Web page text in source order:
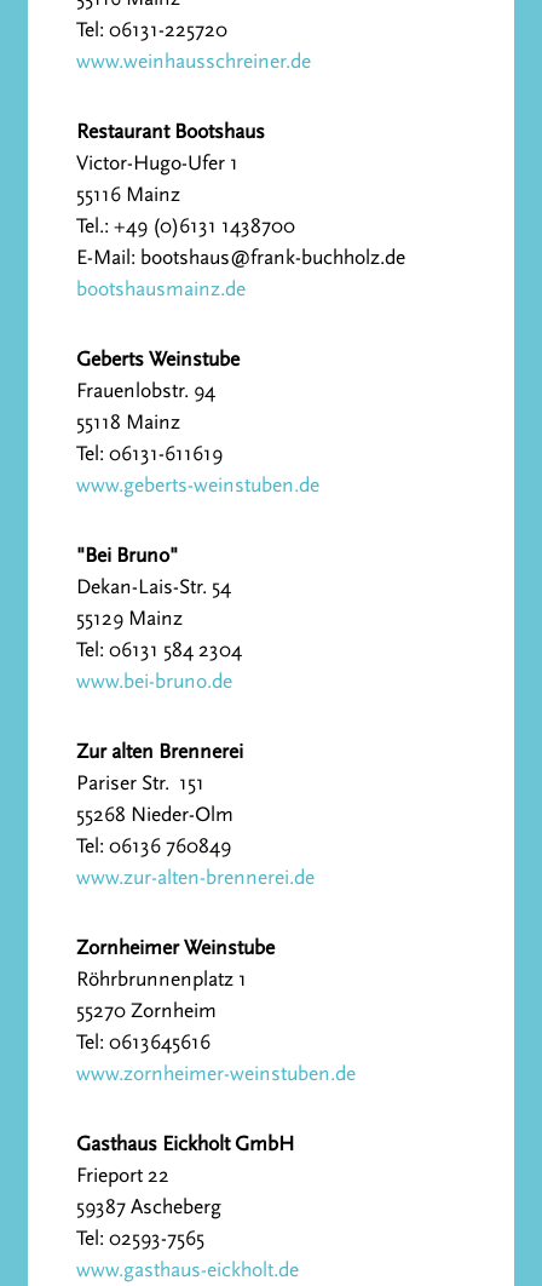
Tel: 06131-225720
www.weinhausschreiner.de
Restaurant Bootshaus
Victor-Hugo-Ufer 1
55116 Mainz
Tel.: +49 (0)6131 1438700
E-Mail: bootshaus@frank-buchholz.de
bootshausmainz.de
Geberts Weinstube
Frauenlobstr. 94
55118 Mainz
Tel: 06131-611619
www.geberts-weinstuben.de
"Bei Bruno"
Dekan-Lais-Str. 54
55129 Mainz
Tel: 06131 584 2304
www.bei-bruno.de
Zur alten Brennerei
Pariser Str. 151
55268 Nieder-Olm
Tel: 06136 760849
www.zur-alten-brennerei.de
Zornheimer Weinstube
Röhrbrunnenplatz 1
55270 Zornheim
Tel: 0613645616
www.zornheimer-weinstuben.de
Gasthaus Eickholt GmbH
Frieport 22
59387 Ascheberg
Tel: 02593-7565
www.gasthaus-eickholt.de